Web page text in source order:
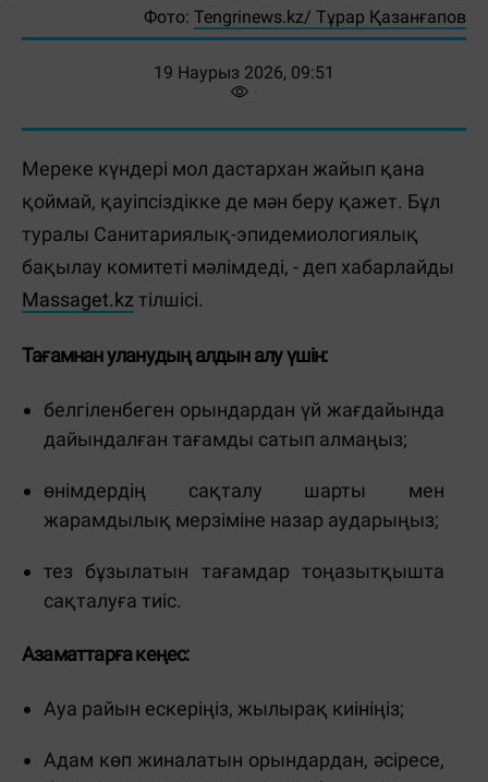
Фото: Tengrinews.kz/ Тұрар Қазанғапов
19 Наурыз 2026, 09:51
Мереке күндері мол дастархан жайып қана
қоймай, қауіпсіздікке де мән беру қажет. Бұл
туралы Санитариялық-эпидемиологиялық
бақылау комитеті мәлімдеді, - деп хабарлайды
Massaget.kz тілшісі.
Тағамнан уланудың алдын алу үшін:
белгіленбеген орындардан үй жағдайында
дайындалған тағамды сатып алмаңыз;
өнімдердің сақталу шарты мен
жарамдылық мерзіміне назар аударыңыз;
тез бұзылатын тағамдар тоңазытқышта
сақталуға тиіс.
Азаматтарға кеңес:
Ауа райын ескеріңіз, жылырақ киініңіз;
Адам көп жиналатын орындардан, әсіресе,